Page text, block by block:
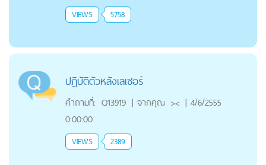
VIEWS 5758
ปฏิบัติตัวหลังเลเซอร์
คำถามที่: Q13919 | จากคุณ >< | 4/6/2555
0:00:00
VIEWS 2389